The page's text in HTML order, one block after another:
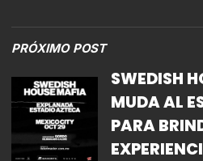
PRÓXIMO POST
SWEDISH
MUDA AL
PARA